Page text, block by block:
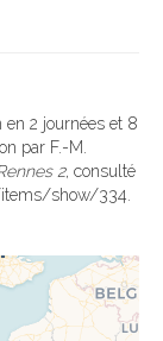
en 2 journées et 8
par F.-M.
2, consulté
show/334.